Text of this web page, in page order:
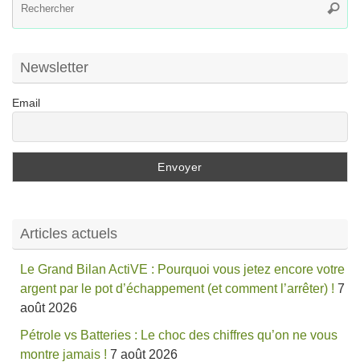
Newsletter
Email
Articles actuels
Le Grand Bilan ActiVE : Pourquoi vous jetez encore votre
argent par le pot d’échappement (et comment l’arrêter) ! 7
août 2026
Pétrole vs Batteries : Le choc des chiffres qu’on ne vous
montre jamais ! 7 août 2026